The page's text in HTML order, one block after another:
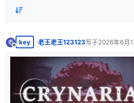
老
离线
key 老王老王123123写于2026年6月
最后由 编辑